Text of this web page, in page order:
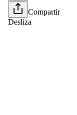
Compartir
Desliza